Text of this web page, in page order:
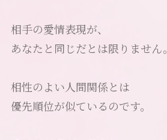
相手の愛情表現が、
あなたと同じだとは限りません。
相性のよい人間関係とは
優先順位が似ているのです。